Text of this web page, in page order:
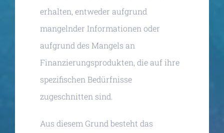
erhalten, entweder aufgrund
mangelnder Informationen oder
aufgrund des Mangels an
Finanzierungsprodukten, die auf ihre
spezifischen Bedürfnisse
zugeschnitten sind.
Aus diesem Grund besteht das